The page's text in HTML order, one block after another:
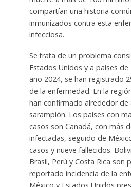
compartían una historia
inmunizados contra esta
infecciosa.
Se trata de un problema
Estados Unidos y a países de
año 2024, se han registrado
de la enfermedad. En la
han confirmado alrededor de
sarampión. Los países con
casos son Canadá, con más
infectadas, seguido de
casos y nueve fallecidos.
Brasil, Perú y Costa Rica son
reportado incidencia de la